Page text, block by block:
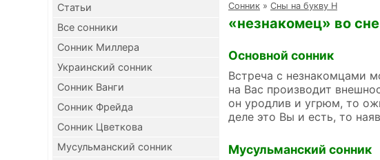
Cтатьи
Все сонники
Сонник Миллера
Украинский сонник
Сонник Ванги
Сонник Фрейда
Сонник Цветкова
Мусульманский сонник
Cонник » Сны на букву Н
«незнакомец» во
Основной сонник
Встреча с незнакомцами
на Вас производит
он уродлив и угрюм, то
деле это Вы и есть, то
Мусульманский сонник